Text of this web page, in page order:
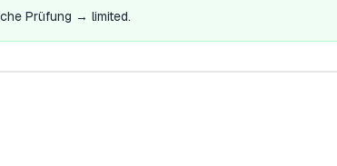
Prüfung → limited.